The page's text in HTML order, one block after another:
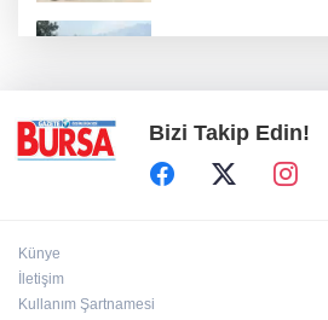
Bizi Takip Edin!
Künye
İletişim
Kullanım Şartnamesi